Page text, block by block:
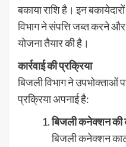
बकाया राशि है। इन
विभाग ने संपत्ति जब्त करने
योजना तैयार की है।
कार्रवाई की प्रक्रिया
बिजली विभाग ने उपभोक्ताओं
प्रक्रिया अपनाई है:
बिजली कनेक्शन की
बिजली कनेक्शन